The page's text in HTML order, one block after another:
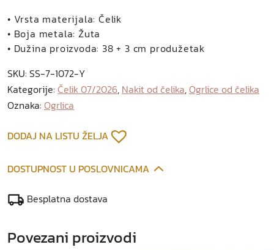
• Vrsta materijala: Čelik
• Boja metala: Žuta
• Dužina proizvoda: 38 + 3 cm produžetak
SKU: SS-7-1072-Y
Kategorije: Čelik 07/2026, Nakit od čelika,Ogrlice od čelika
Oznaka: Ogrlica
DODAJ NA LISTU ŽELJA
DOSTUPNOST U POSLOVNICAMA
Besplatna dostava
Povezani proizvodi